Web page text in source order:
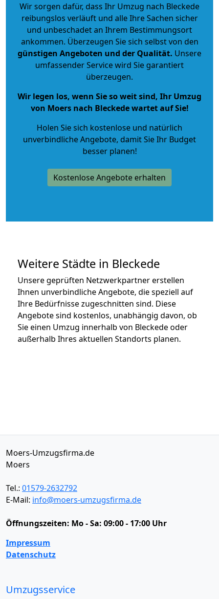
Wir sorgen dafür, dass Ihr Umzug nach Bleckede
reibungslos verläuft und alle Ihre Sachen sicher
und unbeschadet an Ihrem Bestimmungsort
ankommen. Überzeugen Sie sich selbst von den
günstigen Angeboten und der Qualität. Unsere
umfassender Service wird Sie garantiert
überzeugen.
Wir legen los, wenn Sie so weit sind, Ihr Umzug
von Moers nach Bleckede wartet auf Sie!
Holen Sie sich kostenlose und natürlich
unverbindliche Angebote, damit Sie Ihr Budget
besser planen!
Kostenlose Angebote erhalten
Weitere Städte in Bleckede
Unsere geprüften Netzwerkpartner erstellen
Ihnen unverbindliche Angebote, die speziell auf
Ihre Bedürfnisse zugeschnitten sind. Diese
Angebote sind kostenlos, unabhängig davon, ob
Sie einen Umzug innerhalb von Bleckede oder
außerhalb Ihres aktuellen Standorts planen.
Moers-Umzugsfirma.de
Moers
Tel.: 01579-2632792
E-Mail: info@moers-umzugsfirma.de
Öffnungszeiten: Mo - Sa: 09:00 - 17:00 Uhr
Impressum
Datenschutz
Umzugsservice